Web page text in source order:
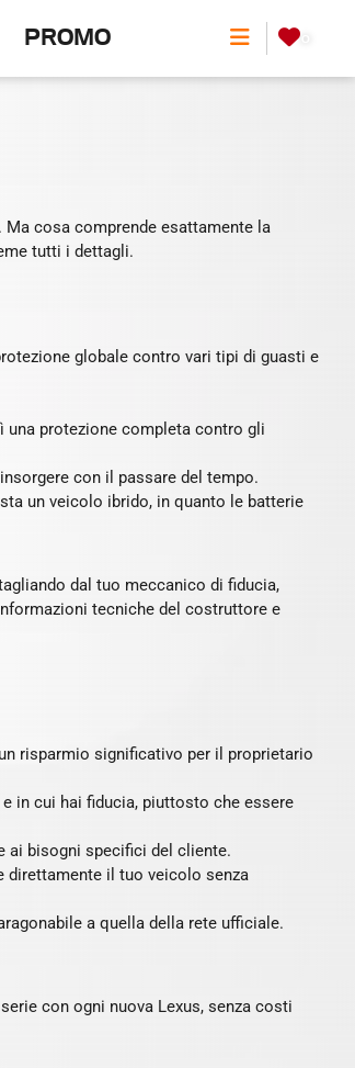
PROMO
cosa comprende esattamente la
tutti i dettagli.
globale contro vari tipi di guasti e
una protezione completa contro gli
con il passare del tempo.
un veicolo ibrido, in quanto le batterie
dal tuo meccanico di fiducia,
tecniche del costruttore e
risparmio significativo per il proprietario
in cui hai fiducia, piuttosto che essere
ai bisogni specifici del cliente.
direttamente il tuo veicolo senza
a quella della rete ufficiale.
con ogni nuova Lexus, senza costi